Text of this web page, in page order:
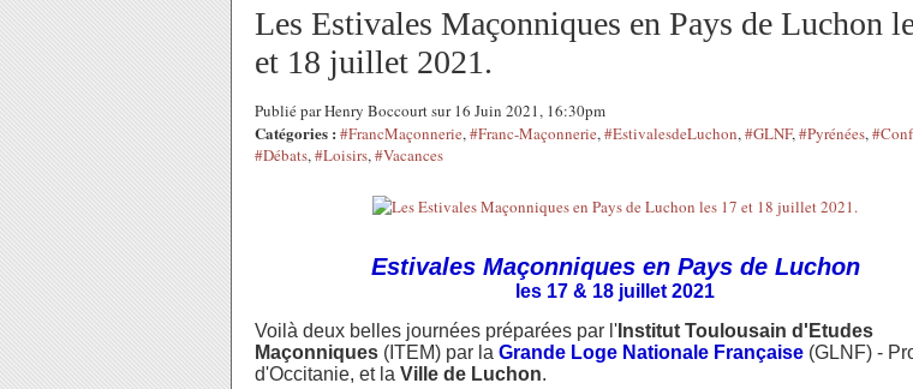
Les Estivales Maçonniques en Pays de Luchon
et 18 juillet 2021.
Publié par Henry Boccourt sur 16 Juin 2021, 16:30pm
Catégories : #FrancMaçonnerie,#Franc-Maçonnerie,#EstivalesdeLuchon,#GLNF,#Pyrénées,
#Débats,#Loisirs,#Vacances
Estivales Maçonniques en Pays de Luchon
les 17 & 18 juillet 2021
Voilà deux belles journées préparées par l' Institut Toulousain d'Etudes
Maçonniques (ITEM) par la Grande Loge Nationale Française (GLNF) -
d'Occitanie, et la Ville de Luchon.